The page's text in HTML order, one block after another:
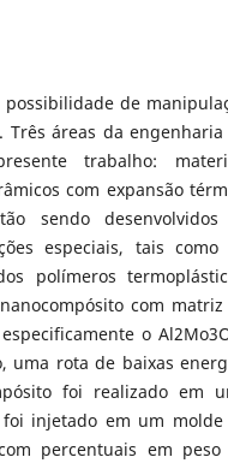
de
Três áreas da
trabalho:
com expansão
sendo desenvolvidos
especiais, tais como
polímeros
com
o
uma rota de baixas
foi realizado em
injetado em um molde
percentuais em peso